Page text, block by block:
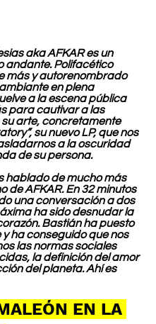
aka AFKAR es un
andante. Polifacético
más y autorenombrado
en plena
a la escena pública
para cautivar a las
su arte, concretamente
su nuevo LP, que nos
a la oscuridad
de su persona.
hablado de mucho más
de AFKAR. En 32 minutos
una conversación a dos
ha sido desnudar la
Bastián ha puesto
y ha conseguido que nos
las normas sociales
la definición del amor
del planeta. Ahí es
EN LA